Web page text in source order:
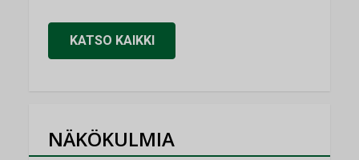
KATSO KAIKKI
NÄKÖKULMIA